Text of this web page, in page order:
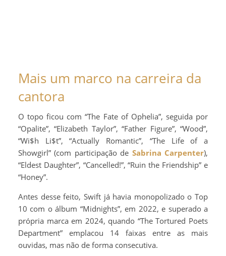
Mais um marco na carreira da
cantora
O topo ficou com “The Fate of Ophelia”, seguida por
“Opalite”, “Elizabeth Taylor”, “Father Figure”, “Wood”,
“Wi$h Li$t”, “Actually Romantic”, “The Life of a
Showgirl” (com participação de Sabrina Carpenter),
“Eldest Daughter”, “Cancelled!”, “Ruin the Friendship” e
“Honey”.
Antes desse feito, Swift já havia monopolizado o Top
10 com o álbum “Midnights”, em 2022, e superado a
própria marca em 2024, quando “The Tortured Poets
Department” emplacou 14 faixas entre as mais
ouvidas, mas não de forma consecutiva.